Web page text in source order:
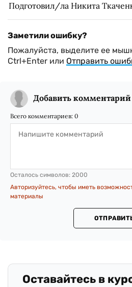
Подготовил/ла Никита
Заметили ошибку?
Пожалуйста, выделите ее
Ctrl+Enter или Отправить
Добавить комментарий
Всего комментариев: 0
Осталось символов: 2000
Авторизуйтесь, чтобы иметь
материалы
Оставайтесь в